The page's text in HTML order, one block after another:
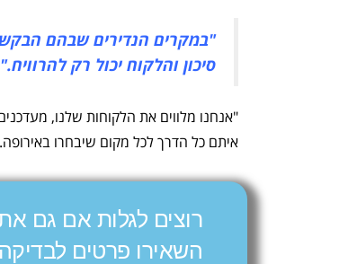
"במקרים הנדירים שבהם
סיכון והלקוח יכול רק להרוויח."
"אנחנו מלווים את הלקוחות שלנו,
איתם כל הדרך לכל מקום שיבחרו
רוצים לגלות אם גם
השאירו פרטים